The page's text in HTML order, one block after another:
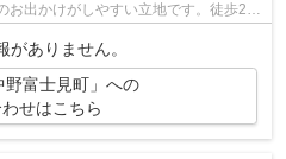
お出かけがしやすい立地です。徒歩2分
がありません。
野富士見町」への
せはこちら